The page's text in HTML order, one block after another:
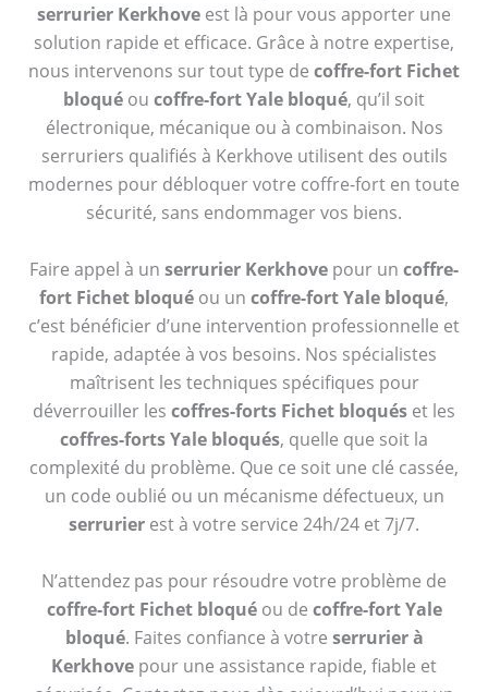
serrurier Kerkhove est là pour vous apporter une
solution rapide et efficace. Grâce à notre expertise,
nous intervenons sur tout type de coffre-fort Fichet
bloqué ou coffre-fort Yale bloqué, qu’il soit
électronique, mécanique ou à combinaison. Nos
serruriers qualifiés à Kerkhove utilisent des outils
modernes pour débloquer votre coffre-fort en toute
sécurité, sans endommager vos biens.
Faire appel à un serrurier Kerkhove pour un coffre-
fort Fichet bloqué ou un coffre-fort Yale bloqué,
c’est bénéficier d’une intervention professionnelle et
rapide, adaptée à vos besoins. Nos spécialistes
maîtrisent les techniques spécifiques pour
déverrouiller les coffres-forts Fichet bloqués et les
coffres-forts Yale bloqués, quelle que soit la
complexité du problème. Que ce soit une clé cassée,
un code oublié ou un mécanisme défectueux, un
serrurier est à votre service 24h/24 et 7j/7.
N’attendez pas pour résoudre votre problème de
coffre-fort Fichet bloquéou de coffre-fort Yale
bloqué. Faites confiance à votre serrurier à
Kerkhove pour une assistance rapide, fiable et